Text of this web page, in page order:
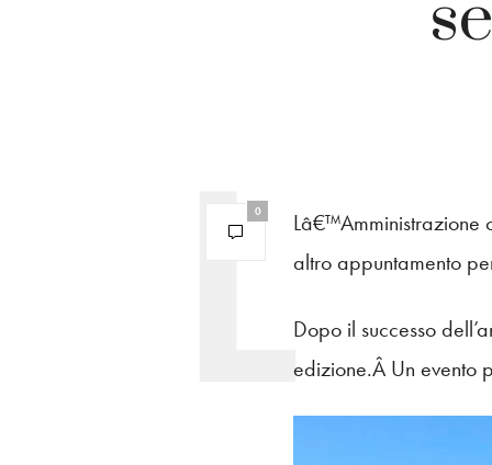
0
Lâ€™Amministrazione
altro appuntamento
Dopo il successo
edizione.Â Un evento